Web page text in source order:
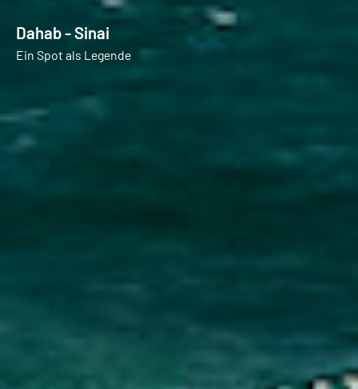
Dahab - Sinai
Ein Spot als Legende